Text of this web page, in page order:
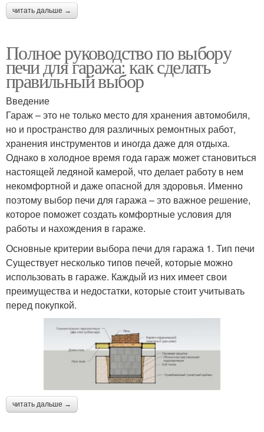
читать дальше →
Полное руководство по выбору
печи для гаража: как сделать
правильный выбор
Введение
Гараж – это не только место для хранения автомобиля,
но и пространство для различных ремонтных работ,
хранения инструментов и иногда даже для отдыха.
Однако в холодное время года гараж может становиться
настоящей ледяной камерой, что делает работу в нем
некомфортной и даже опасной для здоровья. Именно
поэтому выбор печи для гаража – это важное решение,
которое поможет создать комфортные условия для
работы и нахождения в гараже.
Основные критерии выбора печи для гаража 1. Тип печи
Существует несколько типов печей, которые можно
использовать в гараже. Каждый из них имеет свои
преимущества и недостатки, которые стоит учитывать
перед покупкой.
читать дальше →